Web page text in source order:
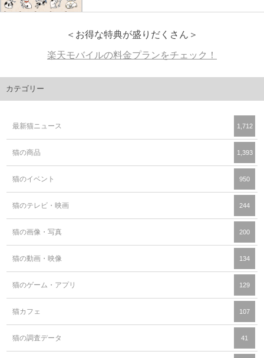
楽天モバイルの料金プランをチェック！
カテゴリー
猫の商品 1,393
猫のイベント 950
猫のテレビ・映画 244
猫の画像・写真 200
猫の動画・映像 134
猫のゲーム・アプリ 129
猫カフェ 107
猫の調査データ 41
猫の豆知識・雑学 16